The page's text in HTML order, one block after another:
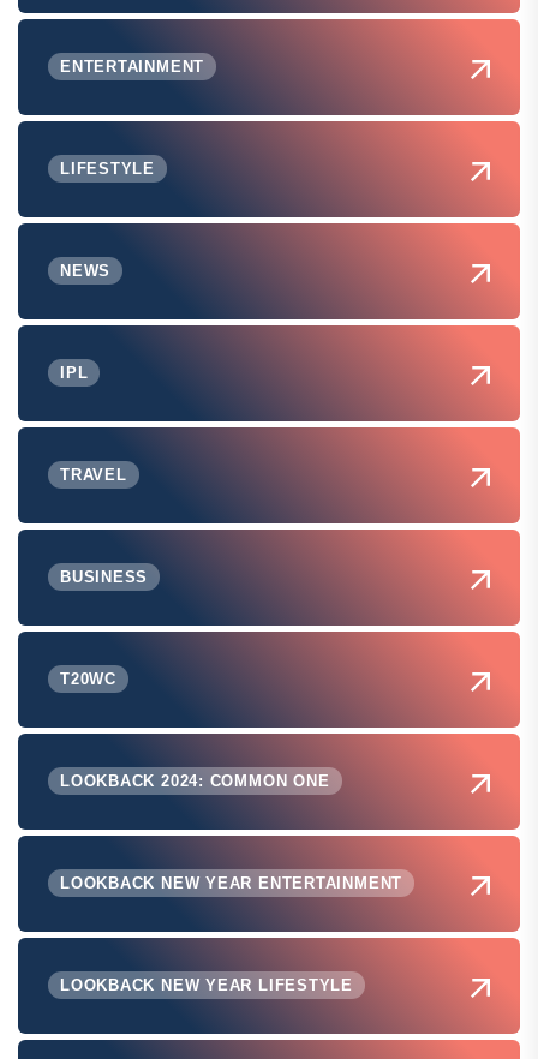
ENTERTAINMENT
LIFESTYLE
NEWS
IPL
TRAVEL
BUSINESS
T20WC
LOOKBACK 2024: COMMON ONE
LOOKBACK NEW YEAR ENTERTAINMENT
LOOKBACK NEW YEAR LIFESTYLE